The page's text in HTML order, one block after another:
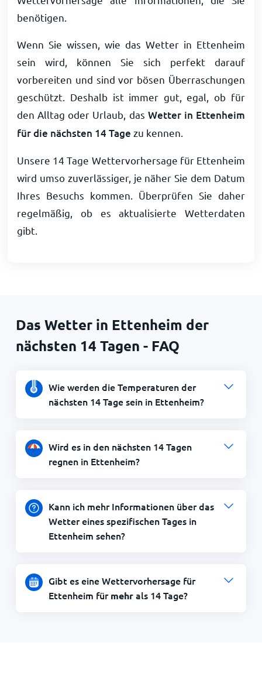
benötigen.
Wenn Sie wissen, wie das Wetter in Ettenheim
sein wird, können Sie sich perfekt darauf
vorbereiten und sind vor bösen Überraschungen
geschützt. Deshalb ist immer gut, egal, ob für
den Alltag oder Urlaub, das Wetter in Ettenheim
für die nächsten 14 Tage zu kennen.
Unsere 14 Tage Wettervorhersage für Ettenheim
wird umso zuverlässiger, je näher Sie dem Datum
Ihres Besuchs kommen. Überprüfen Sie daher
regelmäßig, ob es aktualisierte Wetterdaten
gibt.
Das Wetter in Ettenheim der
nächsten 14 Tagen - FAQ
Wie werden die Temperaturen der
nächsten 14 Tage sein in Ettenheim?
Wird es in den nächsten 14 Tagen
regnen in Ettenheim?
Kann ich mehr Informationen über das
Wetter eines spezifischen Tages in
Ettenheim sehen?
Gibt es eine Wettervorhersage für
Ettenheim fürmehrals 14 Tage?